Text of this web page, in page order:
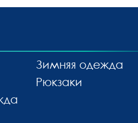
Зимняя одежда
Рюкзаки